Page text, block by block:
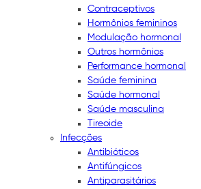
Contraceptivos
Hormônios femininos
Modulação hormonal
Outros hormônios
Performance hormonal
Saúde feminina
Saúde hormonal
Saúde masculina
Tireoide
Infecções
Antibióticos
Antifúngicos
Antiparasitários